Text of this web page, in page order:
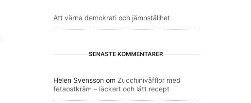
Att värna demokrati och jämnställhet
SENASTE KOMMENTARER
Helen Svensson om Zucchinivåfflor med
fetaostkräm – läckert och lätt recept